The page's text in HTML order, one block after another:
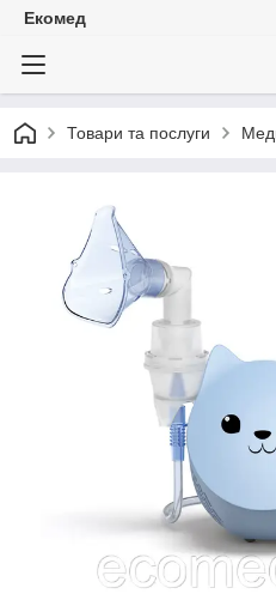
Екомед
Товари та послуги